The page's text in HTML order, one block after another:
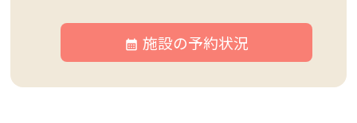
施設の予約状況